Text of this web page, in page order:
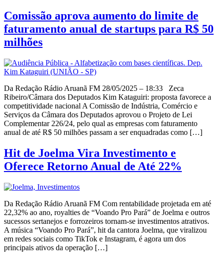
Comissão aprova aumento do limite de
faturamento anual de startups para R$ 50
milhões
Da Redação Rádio Aruanã FM 28/05/2025 – 18:33 Zeca
Ribeiro/Câmara dos Deputados Kim Kataguiri: proposta favorece a
competitividade nacional A Comissão de Indústria, Comércio e
Serviços da Câmara dos Deputados aprovou o Projeto de Lei
Complementar 226/24, pelo qual as empresas com faturamento
anual de até R$ 50 milhões passam a ser enquadradas como […]
Hit de Joelma Vira Investimento e
Oferece Retorno Anual de Até 22%
Da Redação Rádio Aruanã FM Com rentabilidade projetada em até
22,32% ao ano, royalties de “Voando Pro Pará” de Joelma e outros
sucessos sertanejos e forrozeiros tornam-se investimentos atrativos.
A música “Voando Pro Pará”, hit da cantora Joelma, que viralizou
em redes sociais como TikTok e Instagram, é agora um dos
principais ativos da operação […]